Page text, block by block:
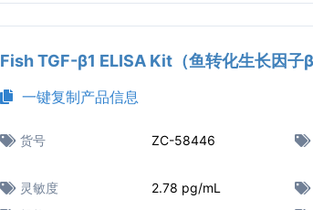
Fish TGF-β1 ELISA Kit（鱼转化生长因子
一键复制产品信息
货号 ZC-58446
灵敏度
2.78 pg/mL